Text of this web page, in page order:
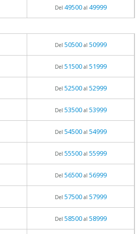
Del 49500al 49999
Del 50500al 50999
Del 51500al 51999
Del 52500al 52999
Del 53500al 53999
Del 54500al 54999
Del 55500al 55999
Del 56500al 56999
Del 57500al 57999
Del 58500al 58999